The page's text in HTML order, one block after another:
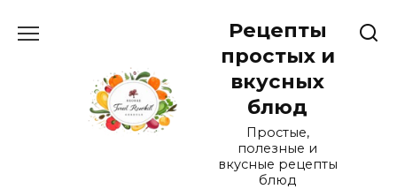
Рецепты
простых и
вкусных
блюд
Простые,
полезные и
вкусные рецепты
блюд